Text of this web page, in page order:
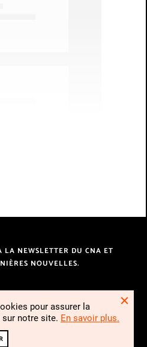
pour assurer la
sur notre site. En savoir plus.
LA NEWSLETTER DU CNA ET
NOUVELLES.